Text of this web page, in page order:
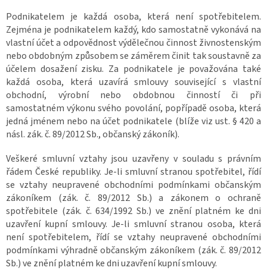
Podnikatelem je každá osoba, která není spotřebitelem.
Zejména je podnikatelem každý, kdo samostatně vykonává na
vlastní účet a odpovědnost výdělečnou činnost živnostenským
nebo obdobným způsobem se záměrem činit tak soustavně za
účelem dosažení zisku. Za podnikatele je považována také
každá osoba, která uzavírá smlouvy související s vlastní
obchodní, výrobní nebo obdobnou činností či při
samostatném výkonu svého povolání, popřípadě osoba, která
jedná jménem nebo na účet podnikatele (blíže viz ust. § 420 a
násl. zák. č. 89/2012 Sb., občanský zákoník).
Veškeré smluvní vztahy jsou uzavřeny v souladu s právním
řádem České republiky. Je-li smluvní stranou spotřebitel, řídí
se vztahy neupravené obchodními podmínkami občanským
zákoníkem (zák. č. 89/2012 Sb.) a zákonem o ochraně
spotřebitele (zák. č. 634/1992 Sb.) ve znění platném ke dni
uzavření kupní smlouvy. Je-li smluvní stranou osoba, která
není spotřebitelem, řídí se vztahy neupravené obchodními
podmínkami výhradně občanským zákoníkem (zák. č. 89/2012
Sb.) ve znění platném ke dni uzavření kupní smlouvy.